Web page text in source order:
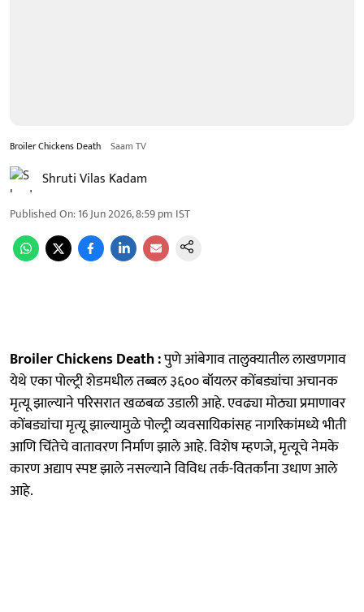
Broiler Chickens Death Saam TV
Shruti Vilas Kadam
Published On:16 Jun 2026, 8:59 pm IST
Broiler Chickens Death :पुणे आंबेगाव तालुक्यातील लाखणगाव
येथे एका पोल्ट्री शेडमधील तब्बल ३६०० बॉयलर कोंबड्यांचा अचानक
मृत्यू झाल्याने परिसरात खळबळ उडाली आहे. एवढ्या मोठ्या प्रमाणावर
कोंबड्यांचा मृत्यू झाल्यामुळे पोल्ट्री व्यवसायिकांसह नागरिकांमध्ये भीती
आणि चिंतेचे वातावरण निर्माण झाले आहे. विशेष म्हणजे, मृत्यूचे नेमके
कारण अद्याप स्पष्ट झाले नसल्याने विविध तर्क-वितर्कांना उधाण आले
आहे.